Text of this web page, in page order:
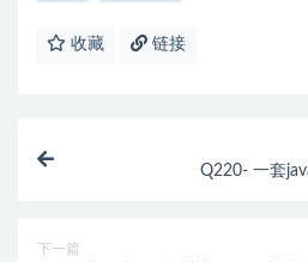
收藏 链接
Q220- 一套
下一篇